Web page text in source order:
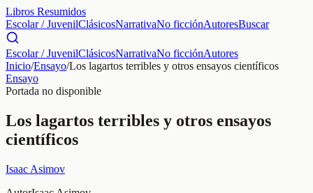
Libros Resumidos
Escolar / JuvenilClásicosNarrativaNo ficciónAutoresBuscar
Escolar / JuvenilClásicosNarrativaNo ficciónAutores
Inicio/Ensayo/Los lagartos terribles y otros ensayos científicos
Ensayo
Portada no disponible
Los lagartos terribles y otros ensayos
científicos
Isaac Asimov